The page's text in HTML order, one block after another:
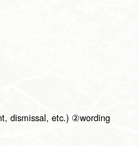
dismissal, etc.) ②wording